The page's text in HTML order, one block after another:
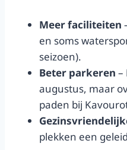
Meer faciliteiten
en soms
seizoen).
Beter parkeren –
augustus, maar
paden bij
plekken een